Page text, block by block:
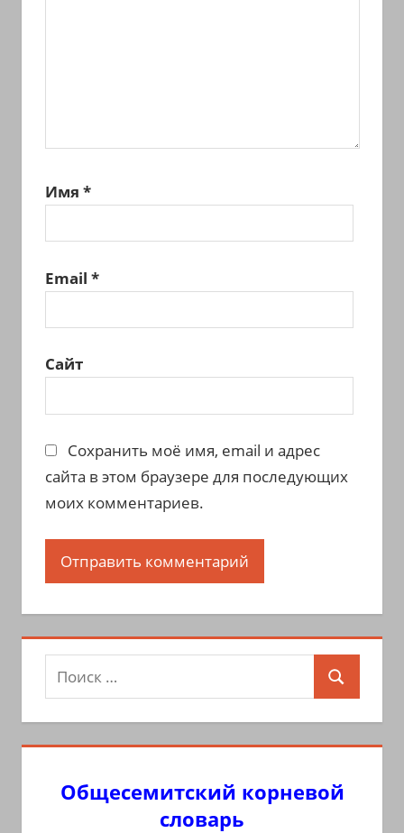
Имя *
Email *
Сайт
Сохранить моё имя, email и адрес
сайта в этом браузере для последующих
моих комментариев.
Поиск
для:
Поиск
Общесемитский корневой
словарь